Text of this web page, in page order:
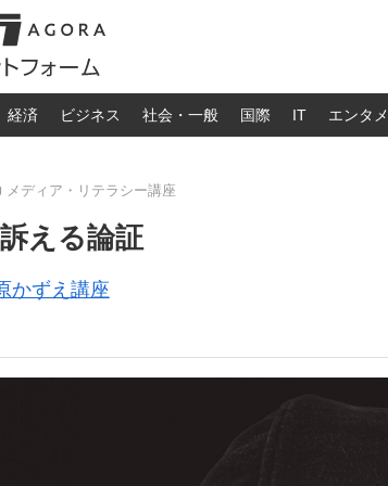
経済 ビジネス 社会・一般 国際 IT エンタメ
メディア・リテラシー講座
える論証
かずえ講座